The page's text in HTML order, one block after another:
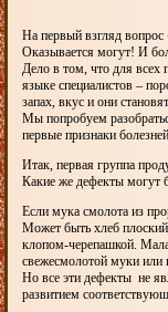
На первый взгляд
Оказывается могут! И
Дело в том, что для всех
языке специалистов –
запах, вкус и они
Мы попробуем
первые признаки
Итак, первая группа
Какие же дефекты могут
Если мука смолота из
Может быть хлеб
клопом-черепашкой.
свежесмолотой муки
Но все эти дефекты не
развитием